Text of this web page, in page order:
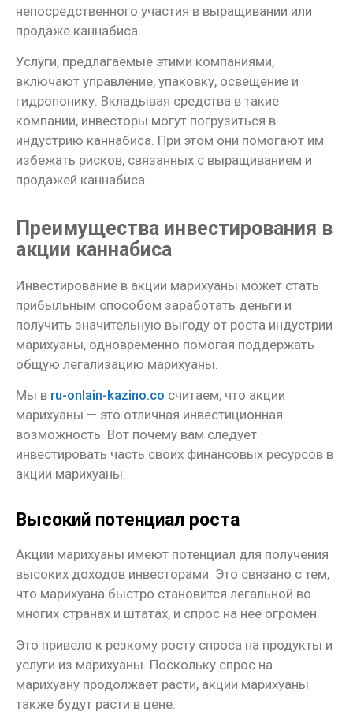
непосредственного участия в выращивании или
продаже каннабиса.
Услуги, предлагаемые этими компаниями,
включают управление, упаковку, освещение и
гидропонику. Вкладывая средства в такие
компании, инвесторы могут погрузиться в
индустрию каннабиса. При этом они помогают им
избежать рисков, связанных с выращиванием и
продажей каннабиса.
Преимущества инвестирования в
акции каннабиса
Инвестирование в акции марихуаны может стать
прибыльным способом заработать деньги и
получить значительную выгоду от роста индустрии
марихуаны, одновременно помогая поддержать
общую легализацию марихуаны.
Мы в ru-onlain-kazino.co считаем, что акции
марихуаны — это отличная инвестиционная
возможность. Вот почему вам следует
инвестировать часть своих финансовых ресурсов в
акции марихуаны.
Высокий потенциал роста
Акции марихуаны имеют потенциал для получения
высоких доходов инвесторами. Это связано с тем,
что марихуана быстро становится легальной во
многих странах и штатах, и спрос на нее огромен.
Это привело к резкому росту спроса на продукты и
услуги из марихуаны. Поскольку спрос на
марихуану продолжает расти, акции марихуаны
также будут расти в цене.